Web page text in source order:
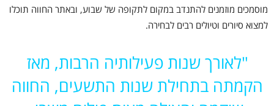
מוסמכים מוזמנים להתנדב במקום לתקופה של שבוע, ובאתר החווה תוכלו
למצוא סיורים וטיולים רבים לבחירה.
"לאורך שנות פעילותיה הרבות, מאז
הקמתה בתחילת שנות התשעים, החווה